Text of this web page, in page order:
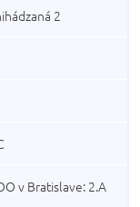
2
v Bratislave: 2.A